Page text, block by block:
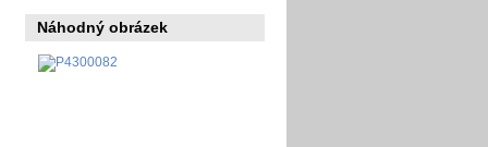
Náhodný obrázek